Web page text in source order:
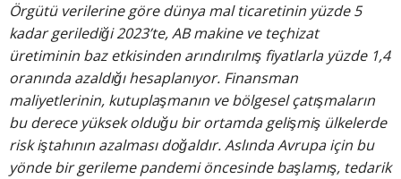
Örgütü verilerine göre dünya mal ticaretinin yüzde 5
kadar gerilediği 2023’te, AB makine ve teçhizat
üretiminin baz etkisinden arındırılmış fiyatlarla yüzde 1,4
oranında azaldığı hesaplanıyor. Finansman
maliyetlerinin, kutuplaşmanın ve bölgesel çatışmaların
bu derece yüksek olduğu bir ortamda gelişmiş ülkelerde
risk iştahının azalması doğaldır. Aslında Avrupa için bu
yönde bir gerileme pandemi öncesinde başlamış, tedarik